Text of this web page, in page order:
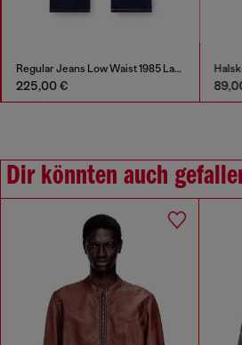
Regular Jeans Low Waist 1985 Larkee
225,00 €
Dir könnten auch